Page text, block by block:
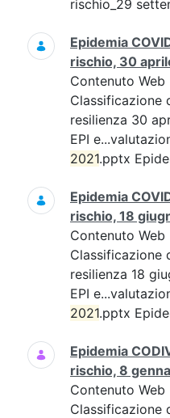
rischio_29
Epidemia
rischio, 30
Contenuto Web
Classificazione
resilienza 30
EPI
2021.pptx
Epidemia
rischio, 18
Contenuto Web
Classificazione
resilienza 18
EPI
2021.pptx
Epidemia
rischio, 8
Contenuto Web
Classificazione